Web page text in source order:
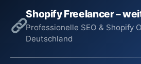
Shopify Freelancer –
Professionelle SEO & Shopify
Deutschland